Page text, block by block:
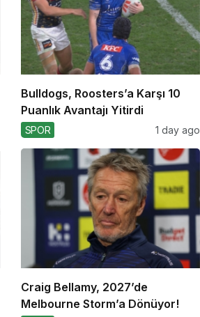
Bulldogs, Roosters’a Karşı 10
Puanlık Avantajı Yitirdi
SPOR 1 day ago
Craig Bellamy, 2027’de
Melbourne Storm’a Dönüyor!